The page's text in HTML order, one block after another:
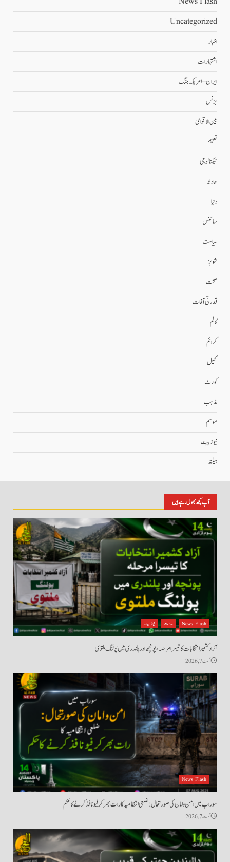
Uncategorized
اخبار
اشتہارات
ایران – امریکہ جنگ
بزنس
بین الاقوامی
تعلیم
ٹیکنالوجی
حادثہ
دنیا
سائنس
سیاست
شوبز
صحت
قدرتی آفات
کالم
کرائم
کھیل
کورٹ
مذہب
موسم
نیوز بیٹ
ہیلتھ
آپ کچھ بھول رہے ہیں
News Flash سیاست نیوز بیٹ
آزاد کشمیر انتخابات کا تیسرا مرحلہ، پونچھ اور پلندری میں پولنگ ملتوی
اگست 7, 2026
News Flash
سوراب میں امن و امان کی صورتحال: ضلعی انتظامیہ کا رات بھر کرفیو نافذ کرنے کا حکم
اگست 7, 2026